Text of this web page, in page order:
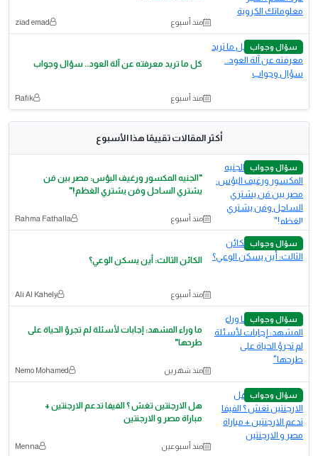
منذ أسبوع ziad emad
سؤال وجواب
كل ما تريد معرفته عن آلة العود.. سؤال وجواب
منذ أسبوع Rafik
أكثر المقالات تقييمًا هذا الأسبوع
سؤال وجواب
"الجنيه المكسور ورغيف البؤس: مصر بين مَن
يشتري الساحل ومَن يشتري العَظم!"
منذ أسبوع Rahma Fathalla
سؤال وجواب
الكائن الثالث: أين يسكن الوعي؟
منذ أسبوع Ali Al Kahely
سؤال وجواب
ما وراء المشهد: إجابات لأسئلة لم تجرؤ الحياة على
طرحها"
منذ شهرين Nemo Mohamed
سؤال وجواب
هل الارجنتين تغش ؟ الفيفا تدعم الارجنتين +
مباراة مصر و الارجنتين
منذ أسبوعين Menna